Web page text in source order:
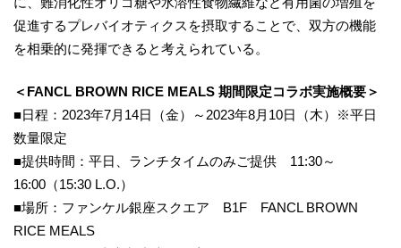
促進するプレバイオティクスを摂取することで、双方の機能
を相乗的に発揮できると考えられている。
＜FANCL BROWN RICE MEALS 期間限定コラボ実施概要＞
■日程：2023年7月14日（金）～2023年8月10日（木）※平日
数量限定
■提供時間：平日、ランチタイムのみご提供 11:30～
16:00（15:30 L.O.）
■場所：ファンケル銀座スクエア B1F FANCL BROWN
RICE MEALS